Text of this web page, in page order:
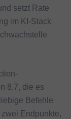
setzt Rate
im KI-Stack
8.7, die es
Befehle
Endpunkte,